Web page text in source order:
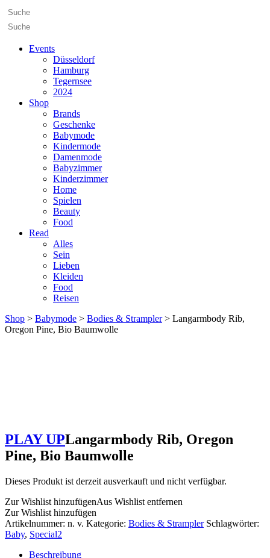
Events
Düsseldorf
Hamburg
Tegernsee
2024
Shop
Brands
Geschenke
Babymode
Kindermode
Damenmode
Babyzimmer
Kinderzimmer
Home
Spielen
Beauty
Food
Read
Alles
Sein
Lieben
Kleiden
Food
Reisen
Shop > Babymode > Bodies & Strampler> Langarmbody Rib,
Oregon Pine, Bio Baumwolle
PLAY UPLangarmbody Rib, Oregon
Pine, Bio Baumwolle
Dieses Produkt ist derzeit ausverkauft und nicht verfügbar.
Zur Wishlist hinzufügenAus Wishlist entfernen
Zur Wishlist hinzufügen
Artikelnummer: n. v. Kategorie: Bodies & Strampler Schlagwörter:
Baby, Special2
Beschreibung